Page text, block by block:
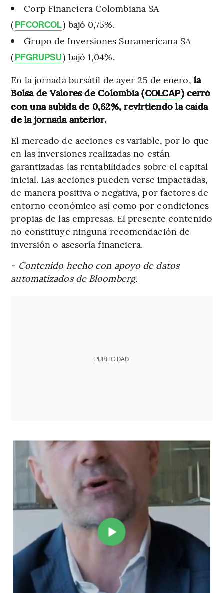
Corp Financiera Colombiana SA
(PFCORCOL) bajó 0,75%.
Grupo de Inversiones Suramericana SA
(PFGRUPSU) bajó 1,04%.
En la jornada bursátil de ayer 25 de enero, la
Bolsa de Valores de Colombia (COLCAP) cerró
con una subida de 0,62%, revirtiendo la caída
de la jornada anterior.
El mercado de acciones es variable, por lo que
en las inversiones realizadas no están
garantizadas las rentabilidades sobre el capital
inicial. Las acciones pueden verse impactadas,
de manera positiva o negativa, por factores de
entorno económico así como por condiciones
propias de las empresas. El presente contenido
no constituye ninguna recomendación de
inversión o asesoría financiera.
- Contenido hecho con apoyo de datos
automatizados de Bloomberg.
PUBLICIDAD